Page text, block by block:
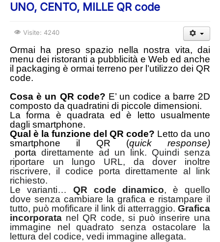
UNO, CENTO, MILLE QR code
Visite: 4240
Ormai ha preso spazio nella nostra vita, dai
menu dei ristoranti a pubblicità e Web ed anche
il packaging è ormai terreno per l’utilizzo dei QR
code.
Cosa è un QR code? E’ un codice a barre 2D
composto da quadratini di piccole dimensioni.
La forma è quadrata ed è letto usualmente
dagli smartphone.
Qual è la funzione del QR code? Letto da uno
smartphone il QR (quick response)
porta direttamente ad un link. Quindi senza
riportare un lungo URL, da dover inoltre
riscrivere, il codice porta direttamente al link
richiesto.
Le varianti… QR code dinamico, è quello
dove senza cambiare la grafica e ristampare il
tutto, può mofificare il link di atterraggio. Grafica
incorporata nel QR code, si può inserire una
immagine nel quadrato senza ostacolare la
lettura del codice, vedi immagine allegata.